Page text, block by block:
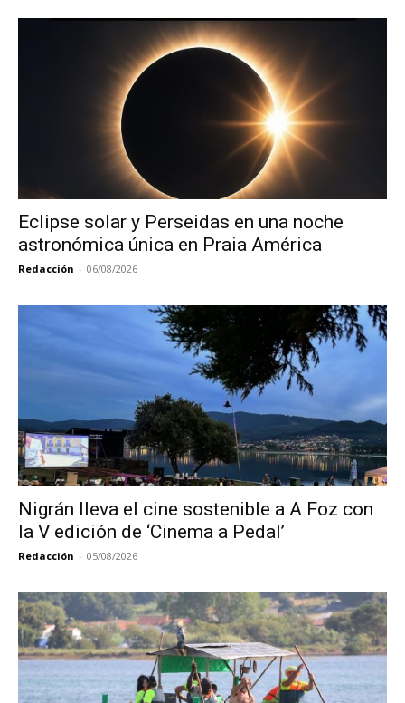
Eclipse solar y Perseidas en una noche
astronómica única en Praia América
Redacción - 06/08/2026
Nigrán lleva el cine sostenible a A Foz con
la V edición de ‘Cinema a Pedal’
Redacción - 05/08/2026